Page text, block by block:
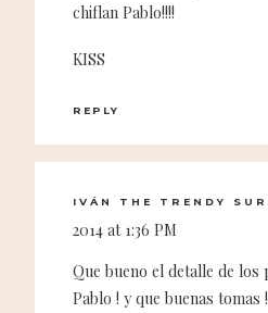
chiflan Pablo!!!!
KISS
REPLY
IVÁN THE TRENDY
2014 at 1:36 PM
Que bueno el detalle de
Pablo ! y que buenas